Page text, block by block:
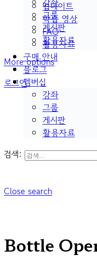
그룹
게시판
활용자료
More options
로그인
업데이트
학습 영상
FAQ
활용자료
구매 안내
블로그
멤버십
강좌
그룹
게시판
활용자료
검색:
Close search
Bottle